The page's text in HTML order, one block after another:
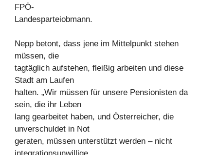
FPÖ-
Landesparteiobmann.
Nepp betont, dass jene im Mittelpunkt stehen
müssen, die
tagtäglich aufstehen, fleißig arbeiten und diese
Stadt am Laufen
halten. „Wir müssen für unsere Pensionisten da
sein, die ihr Leben
lang gearbeitet haben, und Österreicher, die
unverschuldet in Not
geraten, müssen unterstützt werden – nicht